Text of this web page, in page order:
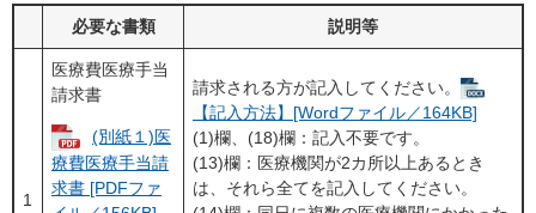
必要な書類 説明等
1
医療費医療手当
請求書
(別紙１)医
療費医療手当請
求書 [PDFファ
請求される方が記入してください。
【記入方法】[Wordファイル／164KB]
(1)欄、(18)欄：記入不要です。
(13)欄：医療機関が2カ所以上あるとき
は、それら全てを記入してください。